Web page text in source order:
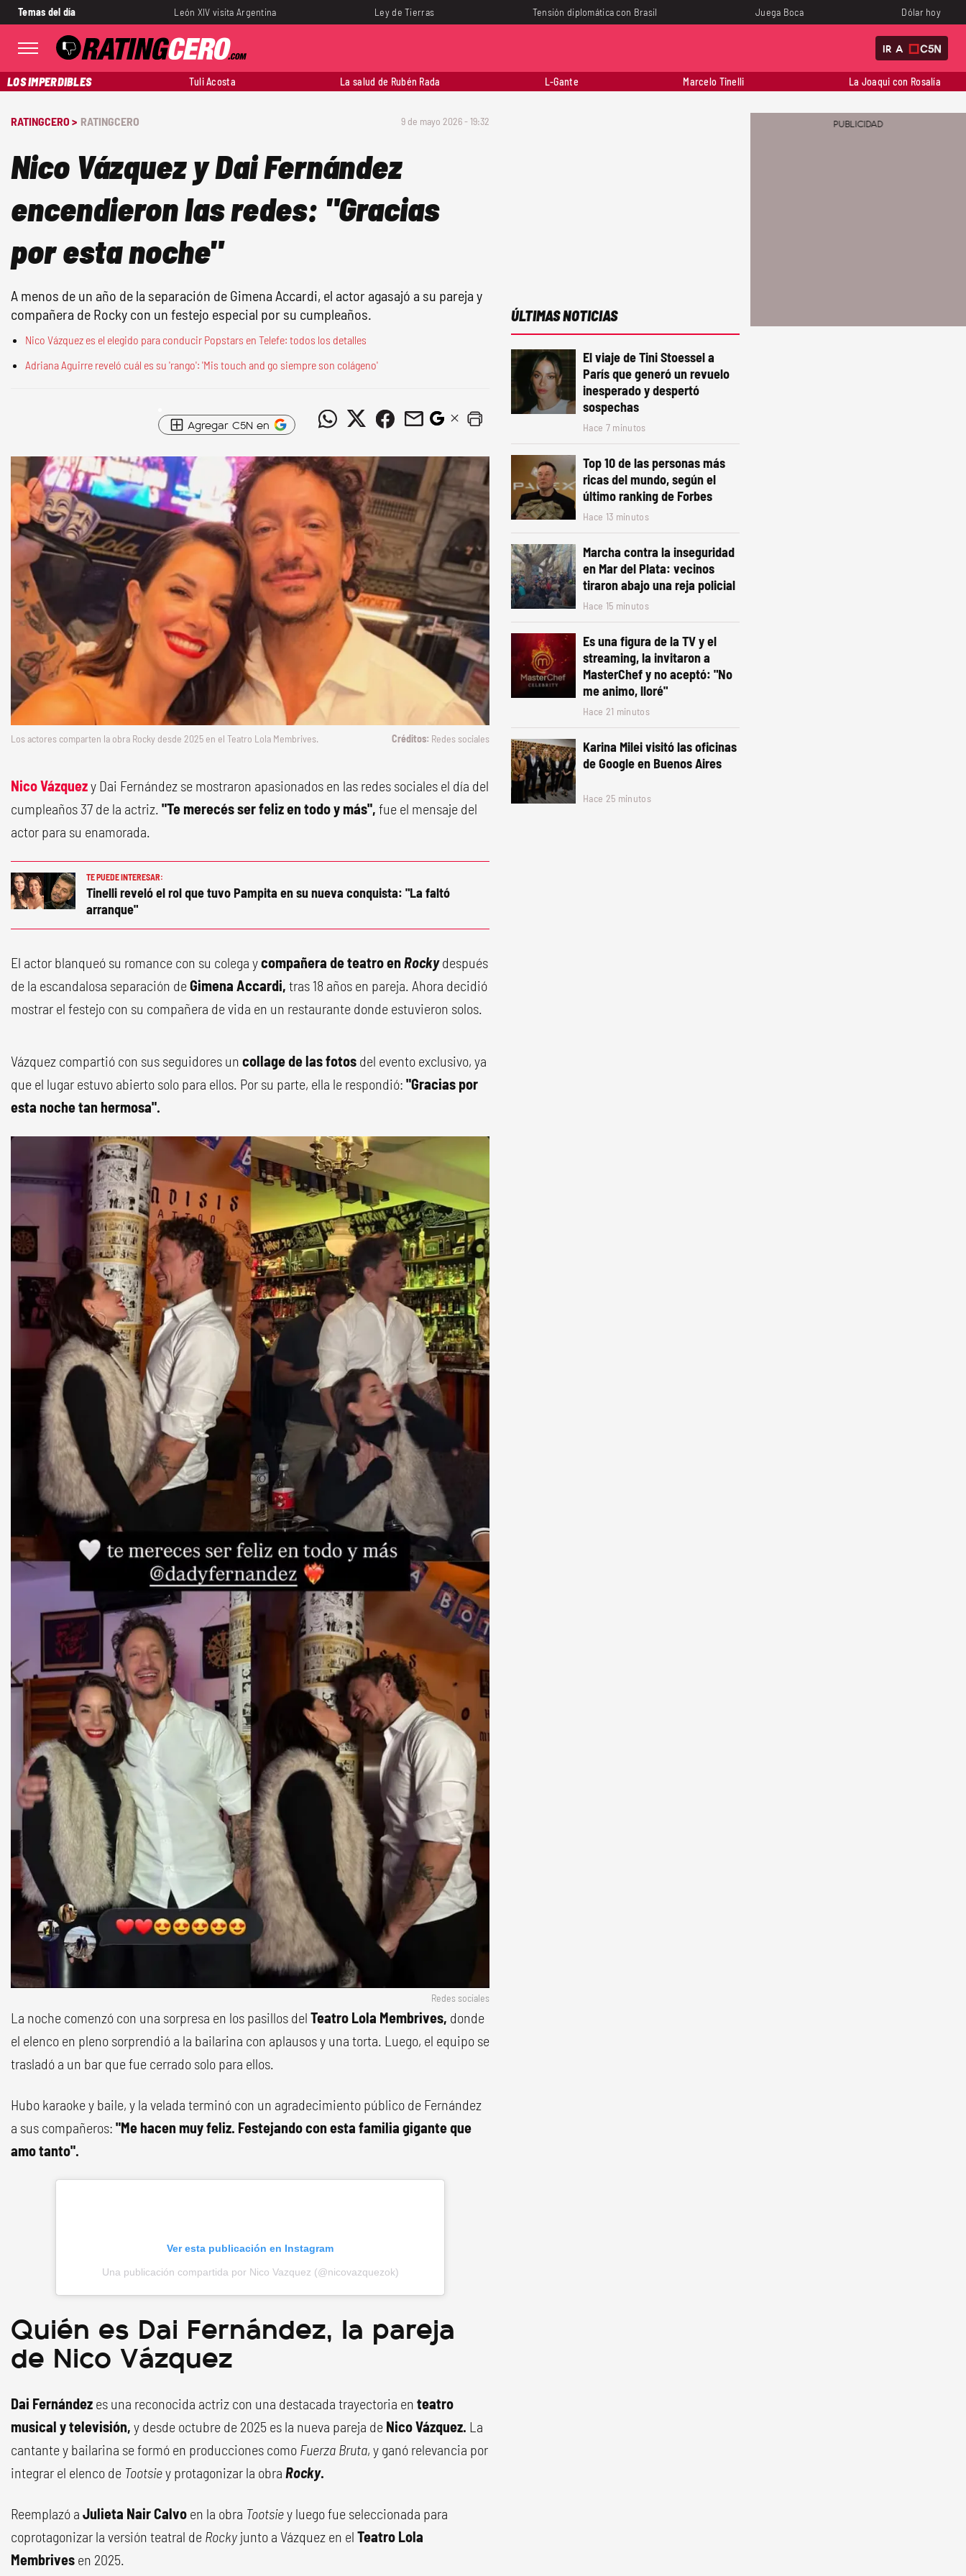
Temas del día León XIV visita Argentina Ley de Tierras Tensión diplomática con Brasil Juega Boca Dólar hoy
IR A
LOS IMPERDIBLES Tuli Acosta La salud de Rubén Rada L-Gante Marcelo Tinelli La Joaqui con Rosalía
RATINGCERO > RATINGCERO 9 de mayo 2026 - 19:32
Nico Vázquez y Dai Fernández
encendieron las redes: "Gracias
por esta noche"
A menos de un año de la separación de Gimena Accardi, el actor agasajó a su pareja y
compañera de Rocky con un festejo especial por su cumpleaños.
Nico Vázquez es el elegido para conducir Popstars en Telefe: todos los detalles
Adriana Aguirre reveló cuál es su 'rango': 'Mis touch and go siempre son colágeno'
Agregar C5N en
Los actores comparten la obra Rocky desde 2025 en el Teatro Lola Membrives. Redes sociales
Nico Vázquezy Dai Fernández se mostraron apasionados en las redes sociales el día del
cumpleaños 37 de la actriz. "Te merecés ser feliz en todo y más", fue el mensaje del
actor para su enamorada.
TE PUEDE INTERESAR:
Tinelli reveló el rol que tuvo Pampita en su nueva conquista: "La faltó
arranque"
El actor blanqueó su romance con su colega ycompañera de teatro en Rockydespués
de la escandalosa separación deGimena Accardi, tras 18 años en pareja. Ahora decidió
mostrar el festejo con su compañera de vida en un restaurante donde estuvieron solos.
Vázquez compartió con sus seguidores un collage de las fotos del evento exclusivo, ya
que el lugar estuvo abierto solo para ellos. Por su parte, ella le respondió: "Gracias por
esta noche tan hermosa".
Redes sociales
La noche comenzó con una sorpresa en los pasillos del Teatro Lola Membrives, donde
el elenco en pleno sorprendió a la bailarina con aplausos y una torta. Luego, el equipo se
trasladó a un bar que fue cerrado solo para ellos.
Hubo karaoke y baile, y la velada terminó con un agradecimiento público de Fernández
a sus compañeros: "Me hacen muy feliz. Festejando con esta familia gigante que
amo tanto".
Ver esta publicación en Instagram
Una publicación compartida por Nico Vazquez (@nicovazquezok)
Quién es Dai Fernández, la pareja
de Nico Vázquez
Dai Fernández es una reconocida actriz con una destacada trayectoria en teatro
musical y televisión, y desde octubre de 2025 es la nueva pareja de Nico Vázquez. La
cantante y bailarina se formó en producciones como Fuerza Bruta, y ganó relevancia por
integrar el elenco de Tootsiey protagonizar la obra Rocky.
Reemplazó a Julieta Nair Calvo en la obra Tootsiey luego fue seleccionada para
coprotagonizar la versión teatral de Rocky junto a Vázquez en el Teatro Lola
Membrives en 2025.
ÚLTIMAS NOTICIAS
El viaje de Tini Stoessel a
París que generó un revuelo
inesperado y despertó
sospechas
Hace 7 minutos
Top 10 de las personas más
ricas del mundo, según el
último ranking de Forbes
Hace 13 minutos
Marcha contra la inseguridad
en Mar del Plata: vecinos
tiraron abajo una reja policial
Hace 15 minutos
Es una figura de la TV y el
streaming, la invitaron a
MasterChef y no aceptó: "No
me animo, lloré"
Hace 21 minutos
Karina Milei visitó las oficinas
de Google en Buenos Aires
Hace 25 minutos